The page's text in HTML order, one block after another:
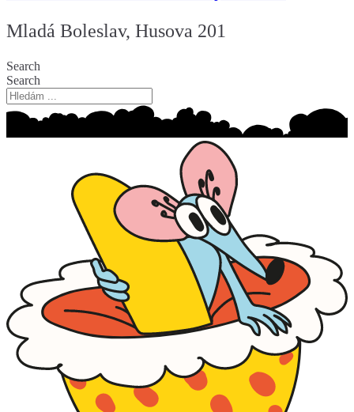
Mladá Boleslav, Husova 201
Search
Search